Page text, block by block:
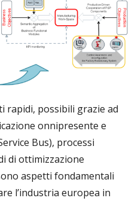
rapidi, possibili grazie ad
onnipresente e
Bus), processi
di ottimizzazione
aspetti fondamentali
l’industria europea in